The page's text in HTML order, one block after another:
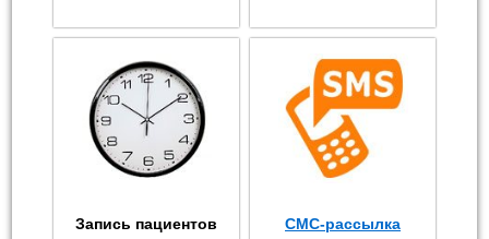
Запись пациентов СМС-рассылка